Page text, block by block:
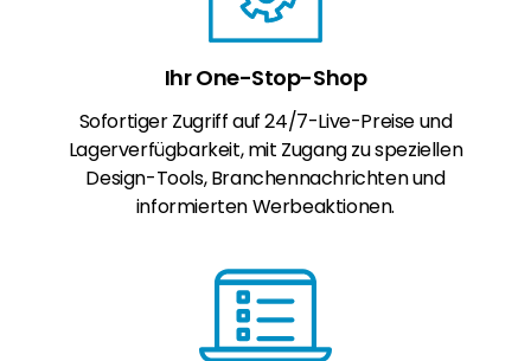
Ihr One-Stop-Shop
Sofortiger Zugriff auf 24/7-Live-Preise und
Lagerverfügbarkeit, mit Zugang zu speziellen
Design-Tools, Branchennachrichten und
informierten Werbeaktionen.